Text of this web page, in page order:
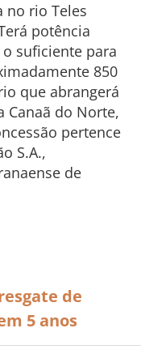
no rio Teles
potência
suficiente para
850
que abrangerá
Canaã do Norte,
pertence
S.A.,
de
de
5 anos